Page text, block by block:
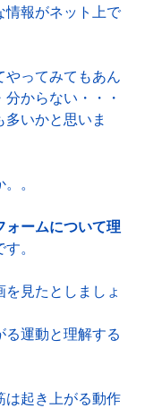
情報がネット上で
やってみてもあん
からない・・・
いかと思いま
。
ォームについて理
。
見たとしましょ
運動と理解する
は起き上がる動作